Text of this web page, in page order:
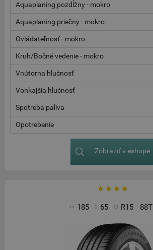
Aquaplaning pozdĺžny - mokro
Aquaplaning priečny - mokro
Ovládateľnosť - mokro
Kruh/Bočné vedenie - mokro
Vnútorna hlučnosť
Vonkajšia hlučnosť
Spotreba paliva
Opotrebenie
Zobraziť v eshope
185 65 R15 88T